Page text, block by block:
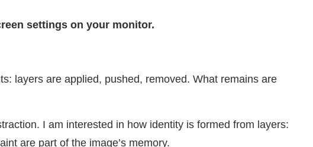
settings on your monitor.
layers are applied, pushed, removed. What remains are
I am interested in how identity is formed from layers:
are part of the image’s memory.